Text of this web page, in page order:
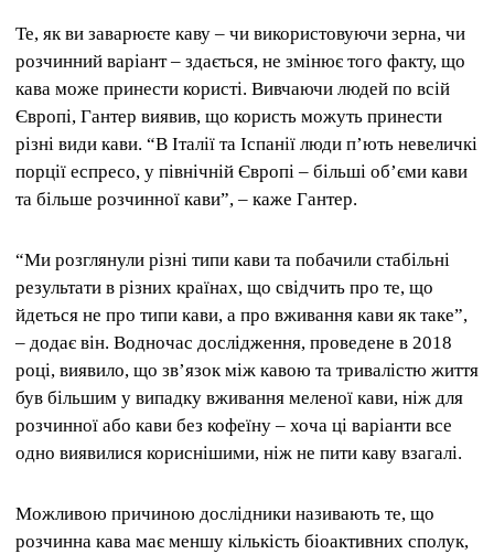
Те, як ви заварюєте каву – чи використовуючи зерна, чи
розчинний варіант – здається, не змінює того факту, що
кава може принести користі. Вивчаючи людей по всій
Європі, Гантер виявив, що користь можуть принести
різні види кави. “В Італії та Іспанії люди п’ють невеличкі
порції еспресо, у північній Європі – більші об’єми кави
та більше розчинної кави”, – каже Гантер.
“Ми розглянули різні типи кави та побачили стабільні
результати в різних країнах, що свідчить про те, що
йдеться не про типи кави, а про вживання кави як таке”,
– додає він. Водночас дослідження, проведене в 2018
році, виявило, що зв’язок між кавою та тривалістю життя
був більшим у випадку вживання меленої кави, ніж для
розчинної або кави без кофеїну – хоча ці варіанти все
одно виявилися кориснішими, ніж не пити каву взагалі.
Можливою причиною дослідники називають те, що
розчинна кава має меншу кількість біоактивних сполук,